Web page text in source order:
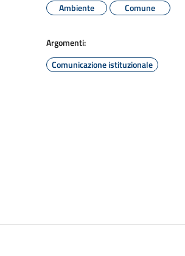
Ambiente
Comune
Argomenti:
Comunicazione istituzionale